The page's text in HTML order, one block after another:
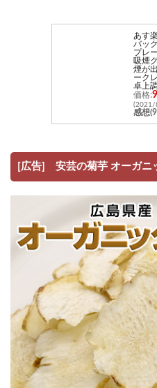
あす
バッ
プレ
吸煙
煙が
ーク
卓上
価格:
(2021/
感想
[広告] 安芸の菊芋 オーガニ